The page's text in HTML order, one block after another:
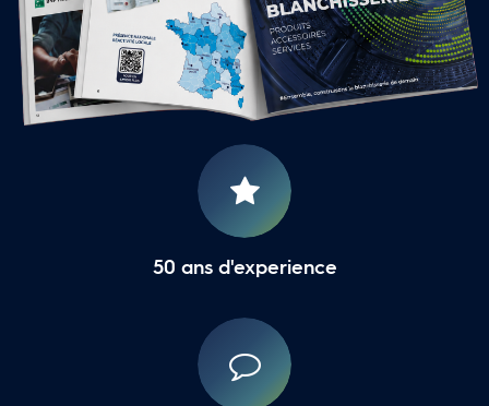
16 Agences Régionales
50 ans d'experience